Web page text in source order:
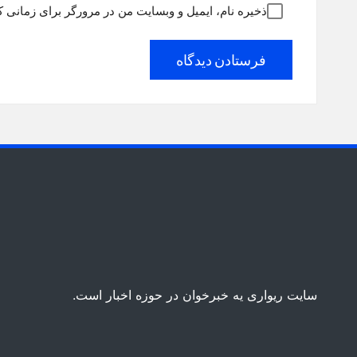
ذخیره نام، ایمیل و وبسایت من در مرورگر برای
سایت ریواری یه خبرخوان در حوزه اخبار است.